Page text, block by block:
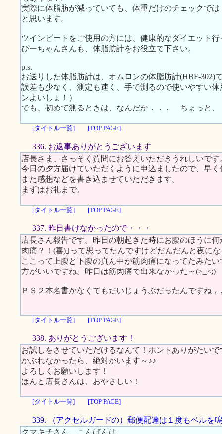
実際に体脂肪が減っていても、体重だけのチェックで
と思います。
ツインビートをご使用の方には、健康的なダイエット
ぴーちゃんさんも、体脂肪計をお役立て下さい。
p.s.
お送りした体脂肪計は、オムロンの体脂肪計(HBF-302)
誤差も少なく、測定も速く、手で測るので使いやすい
ンよいしょ！）
でも、初めて測るときは、なんだか．．． ちょっと、
[タイトル一覧] [TOP PAGE]
336. お返事ありがとうございます
店長さま、さっそく質問にお答えいただきうれしいです
今日の夕方届けていただくように申込ましたので、早
また感想などを書き込ませていただきます。
まずはお礼まで。
[タイトル一覧] [TOP PAGE]
337. 昨日書けなかったので・・・
店長さん報告です。昨日の朝起きた時にお腹のほうに
肉痛？！(喜)｣って思ってたんですけどだんだんと夜に
ここって上腹と下腹の真ん中が筋肉痛になってたみた
方がいいですね。昨日は筋肉痛で出来なかった～(>_<;)
ＰＳ２本名書かなくてもだいじょうぶだったんですね
[タイトル一覧] [TOP PAGE]
338. ありがとうございます！
お試しをさせていただけるなんて！ホントありがたいで
かぶれなかったら、絶対かいます～♪♪
よろしくお願いします！
ほんと店長さんは、おやさしい！
[タイトル一覧] [TOP PAGE]
339. （アクセルガードの）郵便配達は１度もベルを
クマキチさん、こんばんは。